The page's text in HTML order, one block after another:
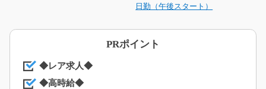
日勤（午後スタート）
PRポイント
◆レア求人◆
◆高時給◆